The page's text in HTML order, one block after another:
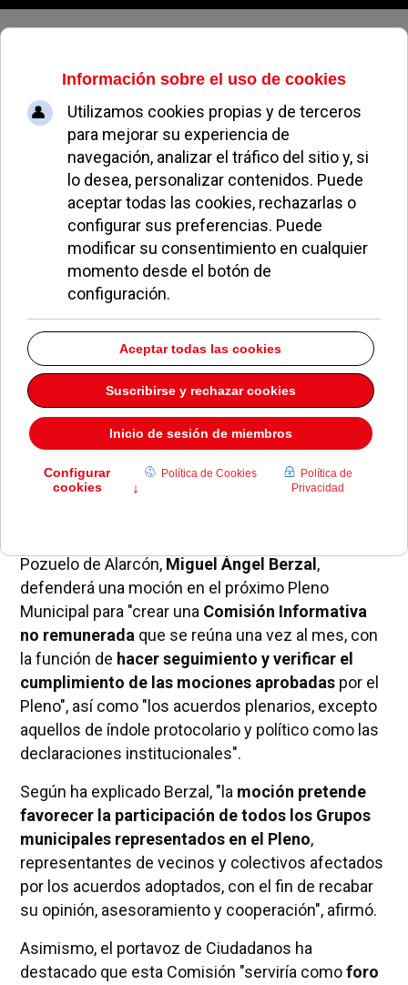
Domingo, 09 de agosto de 2026
Ciudadanos Pozuelo propondrá
crear una Comisión para asegurar
el cumplimiento de las mociones
aprobadas en el Pleno
REDACCIÓN NOTICIAS DE POZUELO 11 DICIEMBRE 2015
Pozuelo de Alarcón, Miguel Ángel Berzal ,
defenderá una moción en el próximo Pleno
Municipal para "crear una Comisión Informativa
no remuneradaque se reúna una vez al mes, con
la función de hacer seguimiento y verificar el
cumplimiento de las mociones aprobadaspor el
Pleno", así como "los acuerdos plenarios, excepto
aquellos de índole protocolario y político como las
declaraciones institucionales".
Según ha explicado Berzal, "la moción pretende
favorecer la participación de todos los Grupos
municipales representados en el Pleno,
representantes de vecinos y colectivos afectados
por los acuerdos adoptados, con el fin de recabar
su opinión, asesoramiento y cooperación", afirmó.
Asimismo, el portavoz de Ciudadanos ha
destacado que esta Comisión "serviría comoforo